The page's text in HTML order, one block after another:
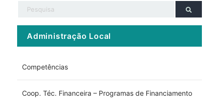
Administração Local
Competências
Coop. Téc. Financeira – Programas de Financiamento